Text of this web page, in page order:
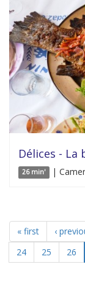
Délices - La
26 min' |
« first ‹
24
25 26